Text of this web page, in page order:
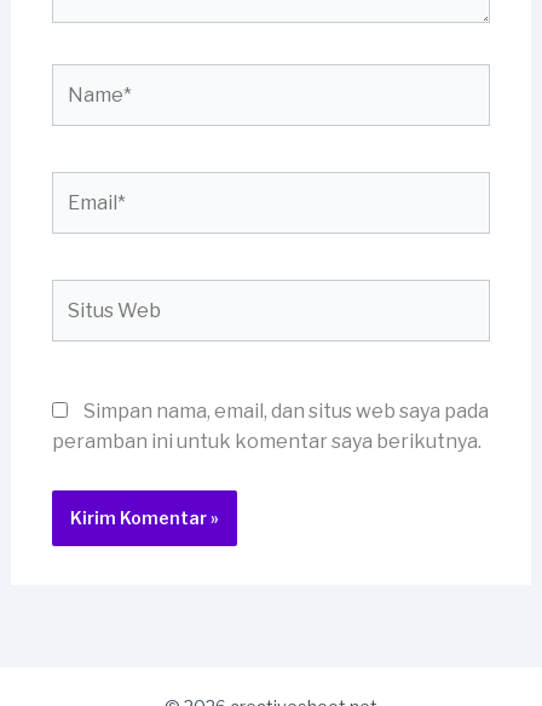
Web
Simpan nama, email, dan situs web saya pada
peramban ini untuk komentar saya berikutnya.